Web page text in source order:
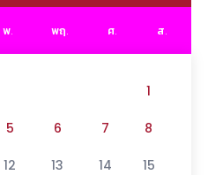
พ. พฤ. ศ. ส.
1
5 6 7 8
12 13 14 15